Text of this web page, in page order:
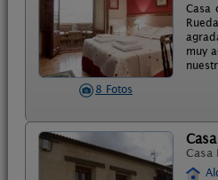
8 Fotos
Casa
muy
Casa